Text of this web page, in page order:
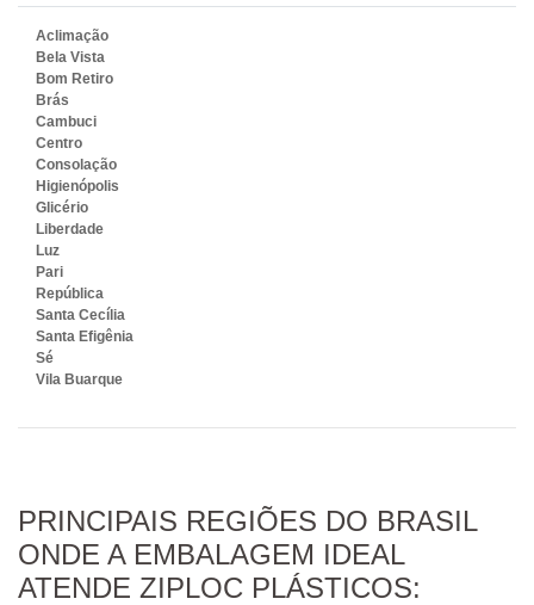
Aclimação
Bela Vista
Bom Retiro
Brás
Cambuci
Centro
Consolação
Higienópolis
Glicério
Liberdade
Luz
Pari
República
Santa Cecília
Santa Efigênia
Sé
Vila Buarque
PRINCIPAIS REGIÕES DO BRASIL
ONDE A EMBALAGEM IDEAL
ATENDE ZIPLOC PLÁSTICOS: